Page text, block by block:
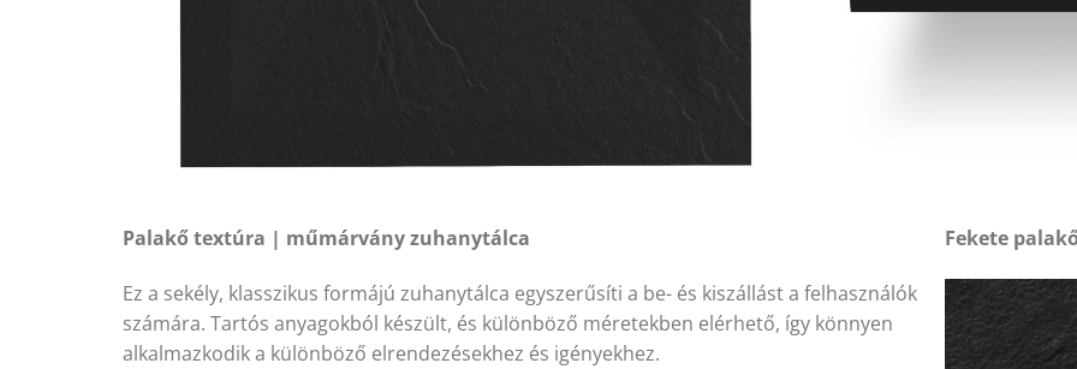
Palakő textúra | műmárvány zuhanytálca
Ez a sekély, klasszikus formájú zuhanytálca egyszerűsíti a be- és kiszállást a felhasználók
számára. Tartós anyagokból készült, és különböző méretekben elérhető, így könnyen
alkalmazkodik a különböző elrendezésekhez és igényekhez.
Fekete